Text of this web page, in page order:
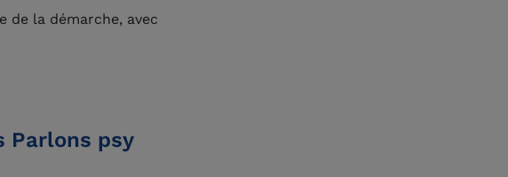
de la démarche, avec
Parlons psy